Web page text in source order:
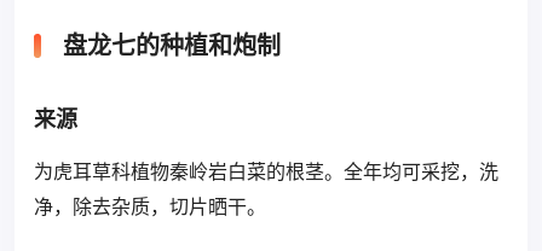
盘龙七的种植和炮制
来源
为虎耳草科植物秦岭岩白菜的根茎。全年均可采挖，洗
净，除去杂质，切片晒干。